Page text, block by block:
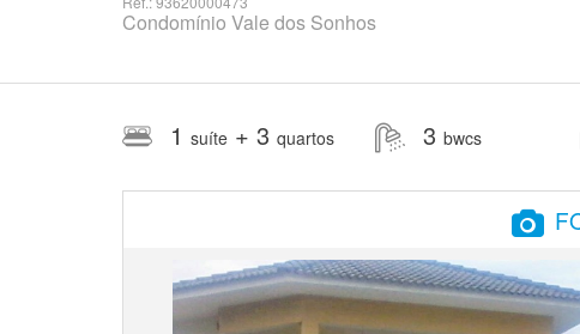
Condomínio Vale dos Sonhos
1 suíte + 3 quartos 3 bwcs